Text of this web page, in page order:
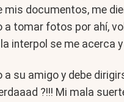
documentos, me
a tomar fotos por ahí,
interpol se me acerca
su amigo y debe
?!!! Mi mala